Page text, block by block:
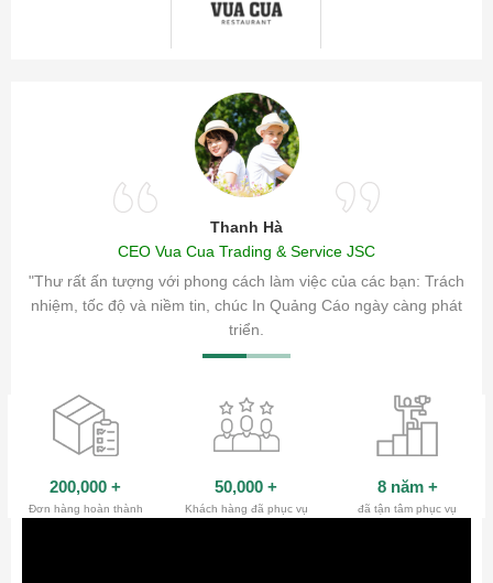
Thanh Hà
CEO Vua Cua Trading & Service JSC
"Thư rất ấn tượng với phong cách làm việc của các bạn: Trách
nhiệm, tốc độ và niềm tin, chúc In Quảng Cáo ngày càng phát
triển.
sóc
200,000 +
Đơn hàng hoàn thành
50,000 +
Khách hàng đã phục vụ
8 năm +
đã tận tâm phục vụ